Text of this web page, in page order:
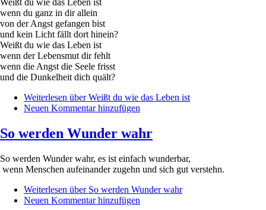
Weißt du wie das Leben ist
wenn du ganz in dir allein
von der Angst gefangen bist
und kein Licht fällt dort hinein?
Weißt du wie das Leben ist
wenn der Lebensmut dir fehlt
wenn die Angst die Seele frisst
und die Dunkelheit dich quält?
Weiterlesen über Weißt du wie das Leben ist
Neuen Kommentar hinzufügen
So werden Wunder wahr
So werden Wunder wahr, es ist einfach wunderbar,
wenn Menschen aufeinander zugehn und sich gut verstehn.
Weiterlesen über So werden Wunder wahr
Neuen Kommentar hinzufügen